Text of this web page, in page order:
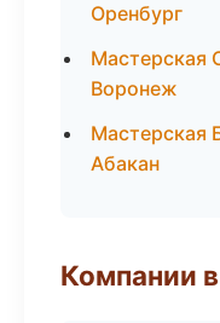
Оренбург
Мастерская
Воронеж
Мастерская
Абакан
Компании